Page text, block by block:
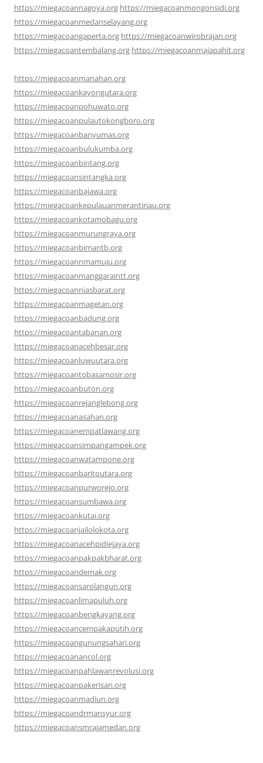
https://miegacoannagoya.org https://miegacoanmongonsidi.org
https://miegacoanmedanselayang.org
https://miegacoangaperta.org https://miegacoanwirobrajan.org
https://miegacoantembalang.org https://miegacoanmajapahit.org
https://miegacoanmanahan.org
https://miegacoankayongutara.org
https://miegacoanpohuwato.org
https://miegacoanpulautokongboro.org
https://miegacoanbanyumas.org
https://miegacoanbulukumba.org
https://miegacoanbintang.org
https://miegacoansintangka.org
https://miegacoanbajawa.org
https://miegacoankepulauanmerantiriau.org
https://miegacoankotamobagu.org
https://miegacoanmurungraya.org
https://miegacoanbimantb.org
https://miegacoannmamuju.org
https://miegacoanmanggaraintt.org
https://miegacoanniasbarat.org
https://miegacoanmagetan.org
https://miegacoanbadung.org
https://miegacoantabanan.org
https://miegacoanacehbesar.org
https://miegacoanluwuutara.org
https://miegacoantobasamosir.org
https://miegacoanbuton.org
https://miegacoanrejanglebong.org
https://miegacoanasahan.org
https://miegacoanempatlawang.org
https://miegacoansimpangampek.org
https://miegacoanwatampone.org
https://miegacoanbaritoutara.org
https://miegacoanpurworejo.org
https://miegacoansumbawa.org
https://miegacoankutai.org
https://miegacoanjailolokota.org
https://miegacoanacehpidiejaya.org
https://miegacoanpakpakbharat.org
https://miegacoandemak.org
https://miegacoansarolangun.org
https://miegacoanlimapuluh.org
https://miegacoanbengkayang.org
https://miegacoancempakaputih.org
https://miegacoangunungsahari.org
https://miegacoanancol.org
https://miegacoanpahlawanrevolusi.org
https://miegacoanpakerisan.org
https://miegacoanmadiun.org
https://miegacoandrmansyur.org
https://miegacoansmrajamedan.org